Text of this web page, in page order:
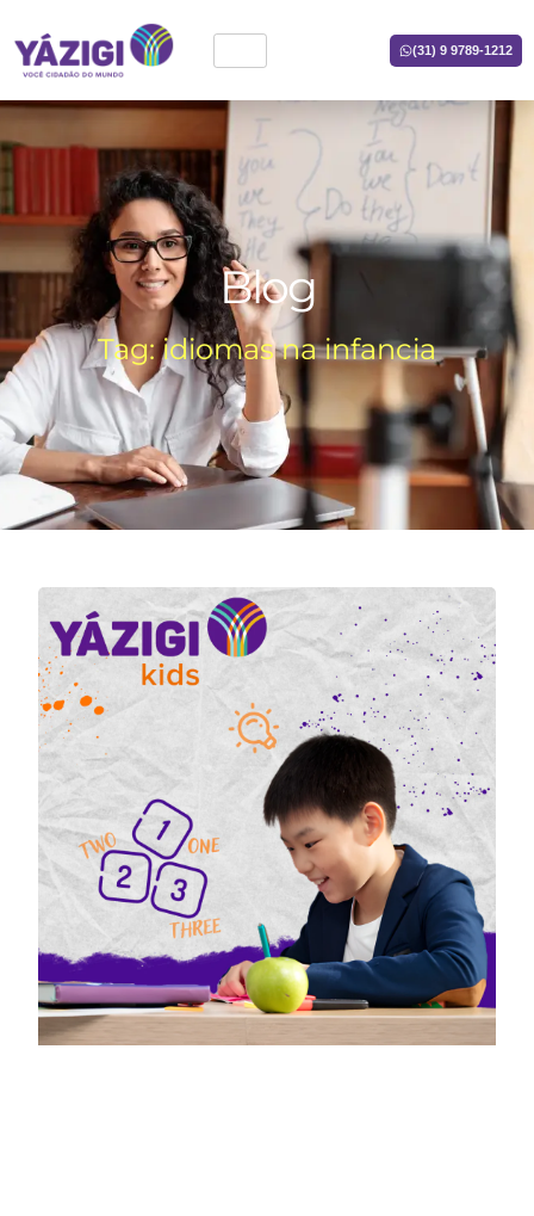
(31) 9 9789-1212
Blog
Tag: idiomas na infancia